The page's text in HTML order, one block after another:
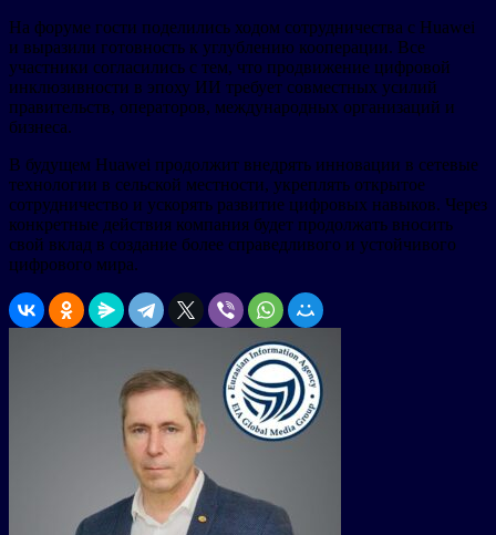
На форуме гости поделились ходом сотрудничества с Huawei
и выразили готовность к углублению кооперации. Все
участники согласились с тем, что продвижение цифровой
инклюзивности в эпоху ИИ требует совместных усилий
правительств, операторов, международных организаций и
бизнеса.
В будущем Huawei продолжит внедрять инновации в сетевые
технологии в сельской местности, укреплять открытое
сотрудничество и ускорять развитие цифровых навыков. Через
конкретные действия компания будет продолжать вносить
свой вклад в создание более справедливого и устойчивого
цифрового мира.